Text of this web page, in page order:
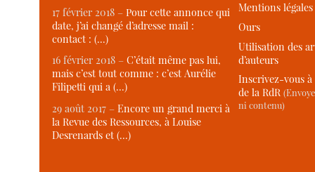
17 février 2018 –Pour cette annonce qui
date, j’ai changé d’adresse mail :
contact : (…)
16 février 2018 –C’était même pas lui,
mais c’est tout comme : c’est Aurélie
Filipetti qui a (…)
29 août 2017 –Encore un grand merci à
la Revue des Ressources, à Louise
Desrenards et (…)
Mentions légales
Ours
Utilisation des
d’auteurs
Inscrivez-vous
de la RdR
ni contenu)